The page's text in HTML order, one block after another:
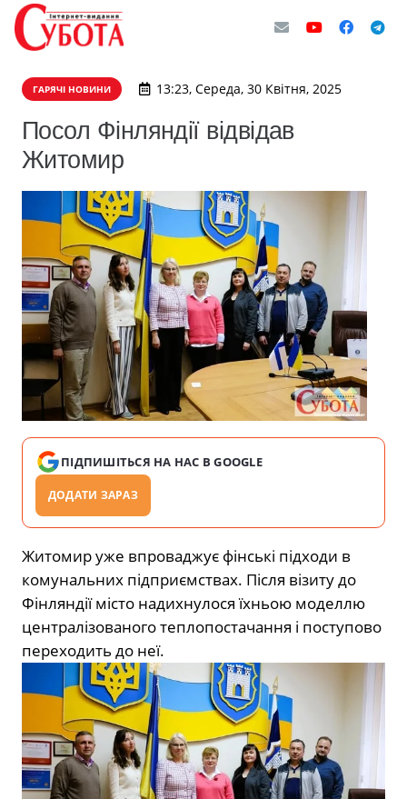
ГАРЯЧІ НОВИНИ 13:23, Середа, 30 Квітня, 2025
Посол Фінляндії відвідав
Житомир
ПІДПИШІТЬСЯ НА НАС В GOOGLE
ДОДАТИ ЗАРАЗ
Житомир уже впроваджує фінські підходи в
комунальних підприємствах. Після візиту до
Фінляндії місто надихнулося їхньою моделлю
централізованого теплопостачання і поступово
переходить до неї.